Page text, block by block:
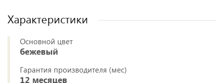
Характеристики
Основной цвет
бежевый
Гарантия производителя (мес)
12 месяцев